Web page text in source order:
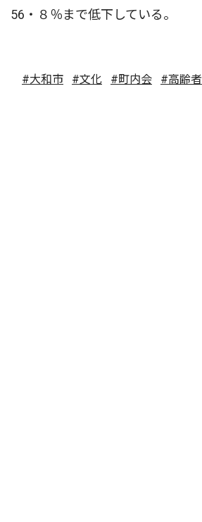
56・８％まで低下している。
#大和市 #文化 #町内会 #高齢者